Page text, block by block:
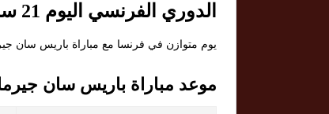
الدوري الفرنسي اليوم 21 سبتمبر 2025
يوم متوازن في فرنسا مع مباراة باريس سان
موعد مباراة باريس سان